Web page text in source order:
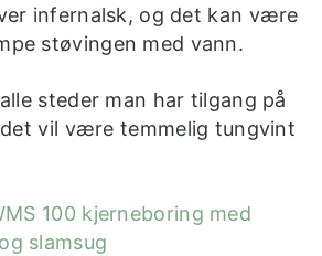
infernalsk, og det kan være
støvingen med vann.
steder man har tilgang på
vil være temmelig tungvint
100 kjerneboring med
slamsug